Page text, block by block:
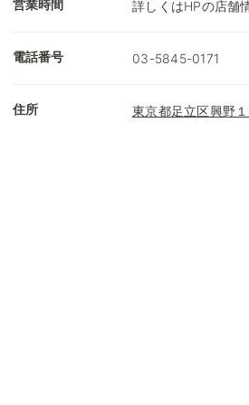
営業時間 詳しくはHPの店舗
電話番号 03-5845-0171
住所 東京都足立区興野